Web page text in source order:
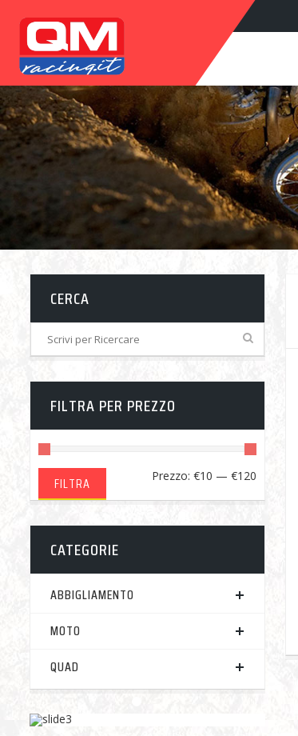
CERCA
FILTRA PER PREZZO
FILTRA Prezzo: €10 — €120
CATEGORIE
ABBIGLIAMENTO
MOTO
QUAD